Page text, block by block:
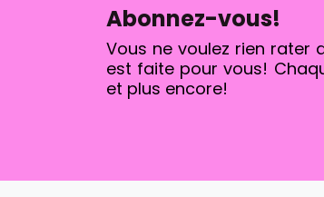
Abonnez-vous!
Vous ne voulez rien rater
est faite pour vous!
et plus encore!